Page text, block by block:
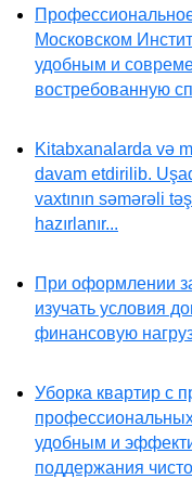
Московском
удобным и
востребованную
Kitabxanalarda və
davam etdirilib.
vaxtının səmərəli
hazırlanır...
При оформлении
изучать условия
финансовую
Уборка квартир с
удобным и
поддержания